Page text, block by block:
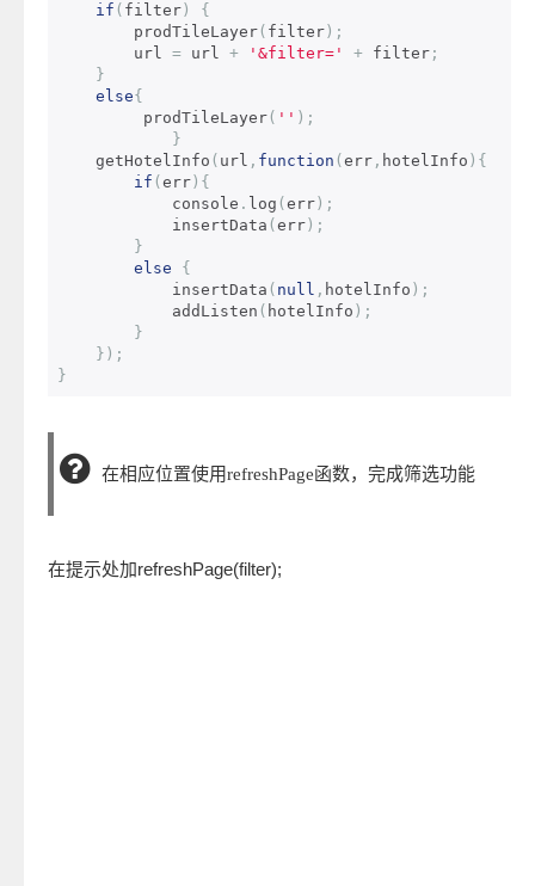
if ( filter )
{
        prodTileLayer
( filter );
        url
= url + '&filter=' + filter ;
}
else{
         prodTileLayer
( '' );
}
    getHotelInfo
( url , function ( err , hotelInfo ){
if ( err ){
            console
. log ( err );
            insertData
( err );
}
else
{
            insertData
( null , hotelInfo );
            addListen
( hotelInfo );
}
});
}
在相应位置使用refreshPage函数，完成筛选功能
在提示处加refreshPage(filter);